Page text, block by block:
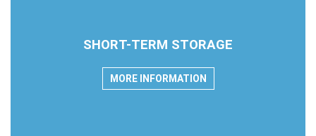
SHORT-TERM STORAGE
MORE INFORMATION